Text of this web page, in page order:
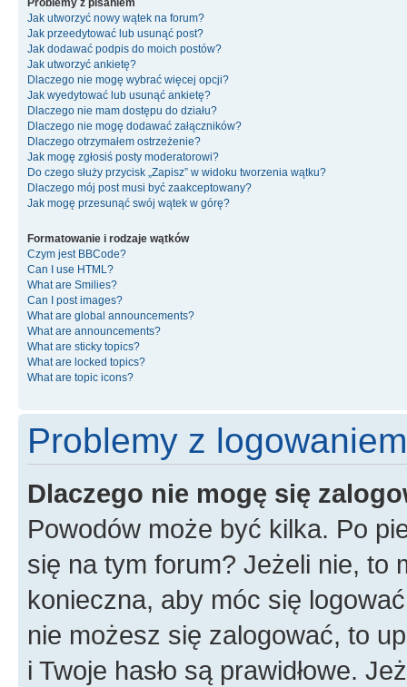
Jak utworzyć nowy wątek na forum?
Jak przeedytować lub usunąć post?
Jak dodawać podpis do moich postów?
Jak utworzyć ankietę?
Dlaczego nie mogę wybrać więcej opcji?
Jak wyedytować lub usunąć ankietę?
Dlaczego nie mam dostępu do działu?
Dlaczego nie mogę dodawać załączników?
Dlaczego otrzymałem ostrzeżenie?
Jak mogę zgłosiś posty moderatorowi?
Do czego służy przycisk „Zapisz” w widoku tworzenia wątku?
Dlaczego mój post musi być zaakceptowany?
Jak mogę przesunąć swój wątek w górę?
Formatowanie i rodzaje wątków
Czym jest BBCode?
Can I use HTML?
What are Smilies?
Can I post images?
What are global announcements?
What are announcements?
What are sticky topics?
What are locked topics?
What are topic icons?
Problemy z
Dlaczego nie mogę się
Powodów może być kilka. Po
się na tym forum? Jeżeli nie, to
konieczna, aby móc się
nie możesz się zalogować, to
i Twoje hasło są prawidłowe.